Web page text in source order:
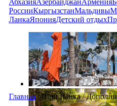
АбхазияАзербайджанАрмения
РоссииКыргызстанМальдивы
ЛанкаЯпонияДетский отдых
Главная /Шри Ланка/